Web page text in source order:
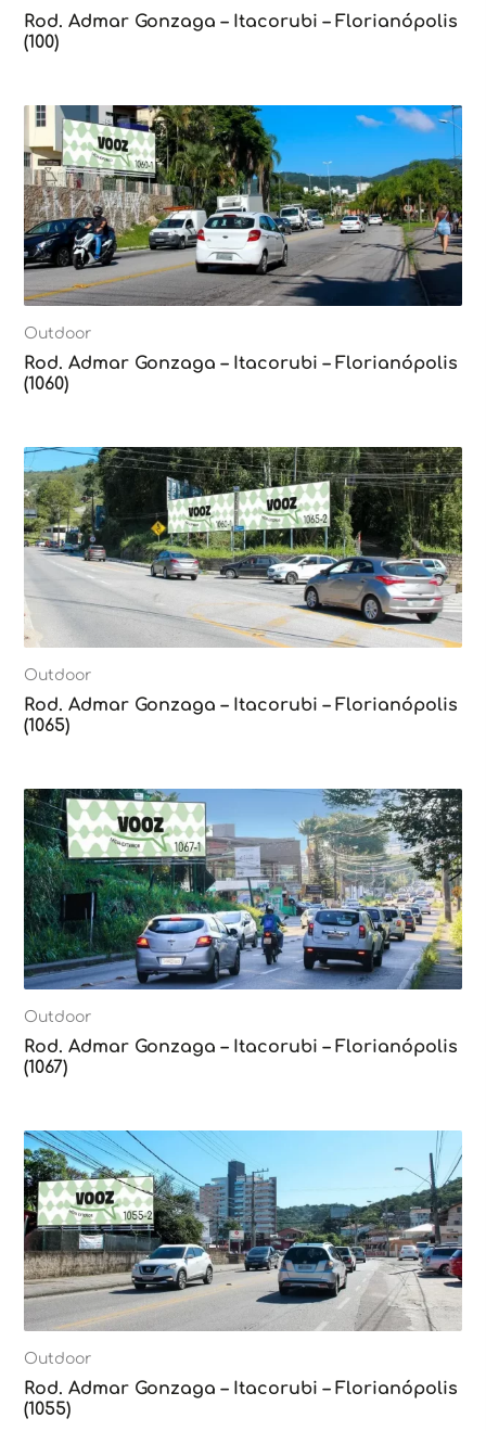
Rod. Admar Gonzaga – Itacorubi – Florianópolis
(100)
Outdoor
Rod. Admar Gonzaga – Itacorubi – Florianópolis
(1060)
Outdoor
Rod. Admar Gonzaga – Itacorubi – Florianópolis
(1065)
Outdoor
Rod. Admar Gonzaga – Itacorubi – Florianópolis
(1067)
Outdoor
Rod. Admar Gonzaga – Itacorubi – Florianópolis
(1055)